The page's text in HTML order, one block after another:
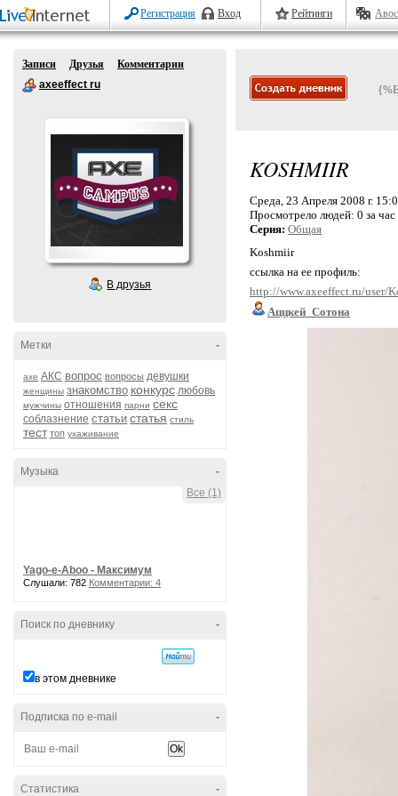
Регистрация Вход Рейтинги
Записи Друзья
Комментарии
axeeffect ru
В друзья
-
Метки
axe АКС вопрос вопросы девушки
женщины знакомство конкурс любовь
мужчины отношения парни секс
соблазнение статьи статья стиль
тест топ ухаживание
-
Музыка
Все (1)
Yago-e-Aboo - Максимум
Слушали: 782 Комментарии: 4
-
Поиск по дневнику
в этом дневнике
-
Подписка по e-mail
-
Статистика
KOSHMIIR
Среда, 23 Апреля 2008 г.
Просмотрело людей: 0 за
Серия: Общая
Koshmiir
ссылка на ее профиль:
http://www.axeeffect.ru/user/
Аццкей_Сотона